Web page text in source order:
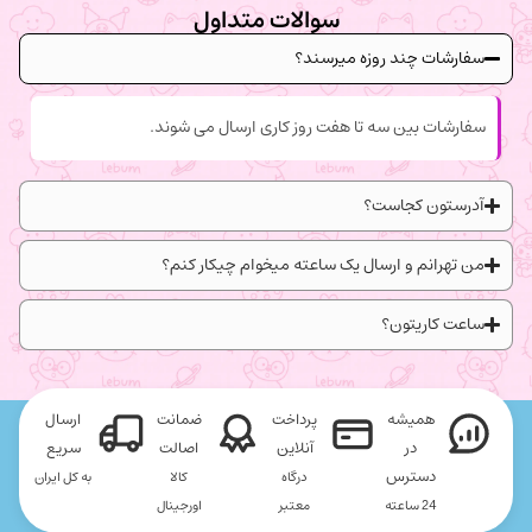
سوالات متداول
سفارشات چند روزه میرسند؟
سفارشات بین سه تا هفت روز کاری ارسال می شوند.
آدرستون کجاست؟
من تهرانم و ارسال یک ساعته میخوام چیکار کنم؟
ساعت کاریتون؟
همیشه
در
دسترس
24 ساعته
پرداخت
آنلاین
درگاه
معتبر
ضمانت
اصالت
کالا
اورجینال
ارسال
سریع
به کل ایران